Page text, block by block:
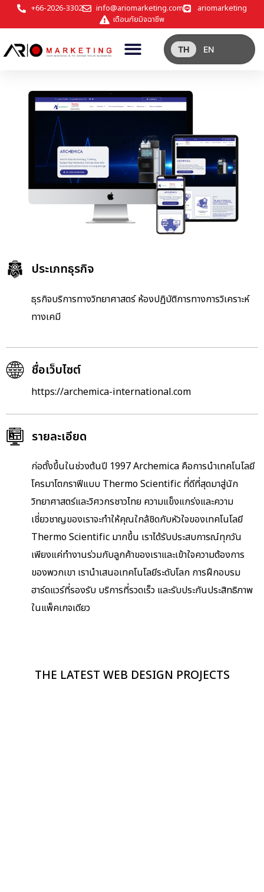
+66-2026-3302 info@ariomarketing.com
ariomarketing
เตือนภัยมิจฉาชีพ
TH EN
ประเภทธุรกิจ
ธุรกิจบริการทางวิทยาศาสตร์ ห้องปฏิบัติการทางการวิเคราะห์
ทางเคมี
ชื่อเว็บไซต์
https://archemica-international.com
รายละเอียด
ก่อตั้งขึ้นในช่วงต้นปี 1997 Archemica คือการนำเทคโนโลยี
โครมาโตกราฟีแบบ Thermo Scientific ที่ดีที่สุดมาสู่นัก
วิทยาศาสตร์และวิศวกรชาวไทย ความแข็งแกร่งและความ
เชี่ยวชาญของเราจะทำให้คุณใกล้ชิดกับหัวใจของเทคโนโลยี
Thermo Scientific มากขึ้น เราได้รับประสบการณ์ทุกวัน
เพียงแค่ทำงานร่วมกับลูกค้าของเราและเข้าใจความต้องการ
ของพวกเขา เรานำเสนอเทคโนโลยีระดับโลก การฝึกอบรม
ฮาร์ดแวร์ที่รองรับ บริการที่รวดเร็ว และรับประกันประสิทธิภาพ
ในแพ็คเกจเดียว
THE LATEST WEB DESIGN PROJECTS